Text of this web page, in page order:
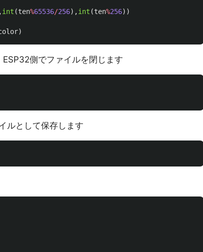
int (ten%65536/256),int (ten%256))
)
側でファイルを閉じます
ルとして保存します